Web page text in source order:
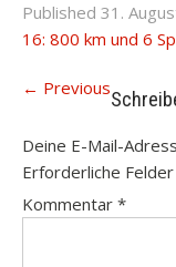
Published 31.
16: 800 km und 6
← Previous
Deine E-Mail-
Erforderliche
Kommentar *